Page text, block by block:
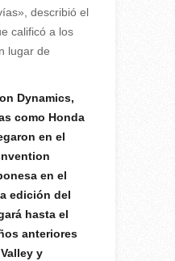
describió el
calificó a los
lugar de
Dynamics,
como Honda
en el
en el
edición del
hasta el
anteriores
y